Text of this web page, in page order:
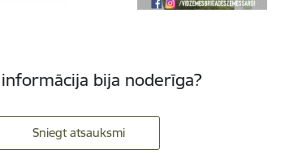
bija noderīga?
Sniegt atsauksmi